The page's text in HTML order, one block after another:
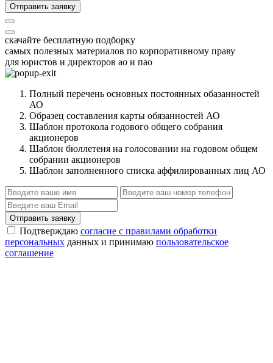
Отправить заявку
скачайте бесплатную подборку
самых полезных материалов по корпоративному праву
для юристов и директоров ао и пао
Полный перечень основных постоянных обазанностей
АО
Образец составления карты обязанностей АО
Шаблон протокола годового общего собрания
акционеров
Шаблон бюллетеня на голосовании на годовом общем
собрании акционеров
Шаблон заполненного списка аффилированных лиц АО
Отправить заявку
Подтверждаю согласие с правилами обработки
персональных данных и принимаю пользовательское
соглашение